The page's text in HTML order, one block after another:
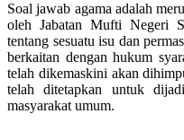
Soal jawab agama adalah
oleh Jabatan Mufti Negeri
tentang sesuatu isu dan
berkaitan dengan hukum
telah dikemaskini akan
telah ditetapkan untuk
masyarakat umum.